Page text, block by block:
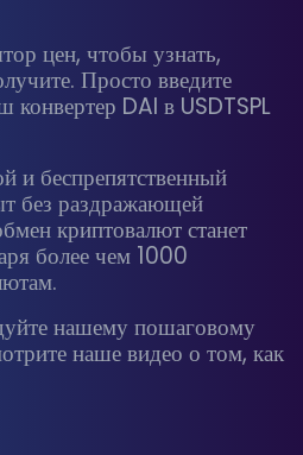
цен, чтобы узнать,
Просто введите
DAI в USDTSPL
и беспрепятственный
без раздражающей
криптовалют станет
более чем 1000
нашему пошаговому
наше видео о том, как